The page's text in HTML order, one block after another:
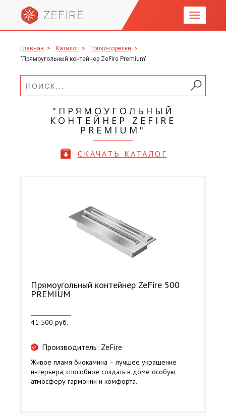
Главная > Каталог > Топки-горелки >
"Прямоугольный контейнер ZeFire Premium"
"ПРЯМОУГОЛЬНЫЙ
КОНТЕЙНЕР ZEFIRE
PREMIUM"
СКАЧАТЬ КАТАЛОГ
Прямоугольный контейнер ZeFire 500
PREMIUM
41 500 руб.
Производитель: ZeFire
Живое пламя биокамина – лучшее украшение
интерьера, способное создать в доме особую
атмосферу гармонии и комфорта.